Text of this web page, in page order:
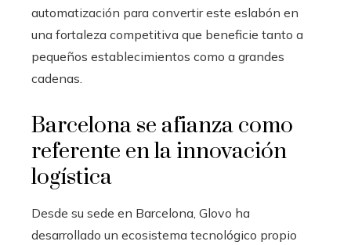
automatización para convertir este eslabón en
una fortaleza competitiva que beneficie tanto a
pequeños establecimientos como a grandes
cadenas.
Barcelona se afianza como
referente en la innovación
logística
Desde su sede en Barcelona, Glovo ha
desarrollado un ecosistema tecnológico propio